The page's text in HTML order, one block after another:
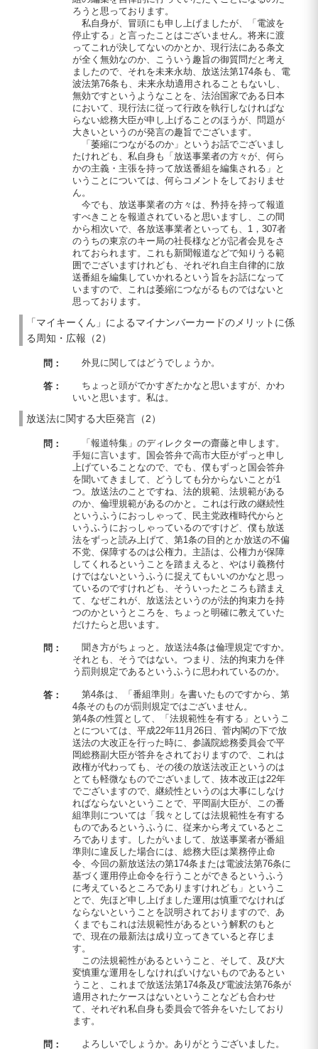
ろうと思っております。
私自身が、冒頭にも申し上げましたが、「電波を
停止する」と言ったことはございません。将来に渡
ってこれが決してないのかとか、現行法にある条文
が全く無効なのか、こういう趣旨の御質問だと考え
ましたので、それを未来永劫、放送法第174条も、電
波法第76条も、未来永劫適用されることもないし、
無効ですというようなことを、法治国家である日本
において、現行法に従って行政を執行しなければな
らない総務大臣が申し上げることのほうが、問題が
大きいというのが発言の趣旨でございます。
「萎縮につながるのか」というお話でございまし
たけれども、私自身も「放送事業者の方々が、何ら
かの主義・主張を持って放送番組を編集される」と
いうことについては、何らコメントをしておりませ
ん。
今でも、放送事業者の方々は、矜持を持って報道
すべきことを報道されていると思いますし、この間
から相次いで、各放送事業者といっても、1，307者
のうちの東京のキー局の社長様などが記者会見をさ
れておられます。これも新聞報道などで知りうる範
囲でございますけれども、それぞれ自主自律的に放
送番組を編集していかれるという旨をお話になって
いますので、これは萎縮につながるものではないと
思っております。
「マイキーくん」によるマイナンバーカードのメリットに係
る周知・広報（2）
問： 外見に関してはどうでしょうか。
答：
ちょっと頭がでかすぎたかなと思いますが、かわ
いいと思います。私は。
放送法に関する大臣発言（2）
問：
「報道特集」のディレクターの齋藤と申します。
手短に言います。国会答弁で高市大臣がずっと申し
上げていることなので、でも、僕もずっと国会答弁
を聞いてきまして、どうしても分からないことが1
つ。放送法のことですね、法的規範、法規範がある
のか、倫理規範があるのかと。これは行政の継続性
というふうにおっしゃって、民主党政権時代からと
いうふうにおっしゃっているのですけど、僕も放送
法をずっと読み上げて、第1条の目的とか放送の不偏
不党、保障するのは公権力。主語は、公権力が保障
してくれるということを踏まえると、やはり義務付
けではないというふうに捉えてもいいのかなと思っ
ているのですけれども、そういったところも踏まえ
て、なぜこれが、放送法というのが法的拘束力を持
つのかというところを、ちょっと明確に教えていた
だけたらと思います。
問：
聞き方がちょっと。放送法4条は倫理規定ですか。
それとも、そうではない。つまり、法的拘束力を伴
う罰則規定であるというふうに思われているのか。
答：
第4条は、「番組準則」を書いたものですから、第
4条そのものが罰則規定ではございません。
第4条の性質として、「法規範性を有する」というこ
とについては、平成22年11月26日、菅内閣の下で放
送法の大改正を行った時に、参議院総務委員会で平
岡総務副大臣が答弁をされておりますので、これは
政権が代わっても、その後の放送法改正というのは
とても軽微なものでございまして、抜本改正は22年
でございますので、継続性というのは大事にしなけ
ればならないということで、平岡副大臣が、この番
組準則については「我々としては法規範性を有する
ものであるというふうに、従来から考えているとこ
ろであります。したがいまして、放送事業者が番組
準則に違反した場合には、総務大臣は業務停止命
令、今回の新放送法の第174条または電波法第76条に
基づく運用停止命令を行うことができるというふう
に考えているところでありますけれども」というこ
とで、先ほど申し上げました運用は慎重でなければ
ならないということを説明されておりますので、あ
くまでもこれは法規範性があるという解釈のもと
で、現在の最新法は成り立ってきていると存じま
す。
この法規範性があるということ、そして、及び大
変慎重な運用をしなければいけないものであるとい
うこと、これまで放送法第174条及び電波法第76条が
適用されたケースはないということなども合わせ
て、それぞれ私自身も委員会で答弁をいたしており
ます。
問： よろしいでしょうか。ありがとうございました。